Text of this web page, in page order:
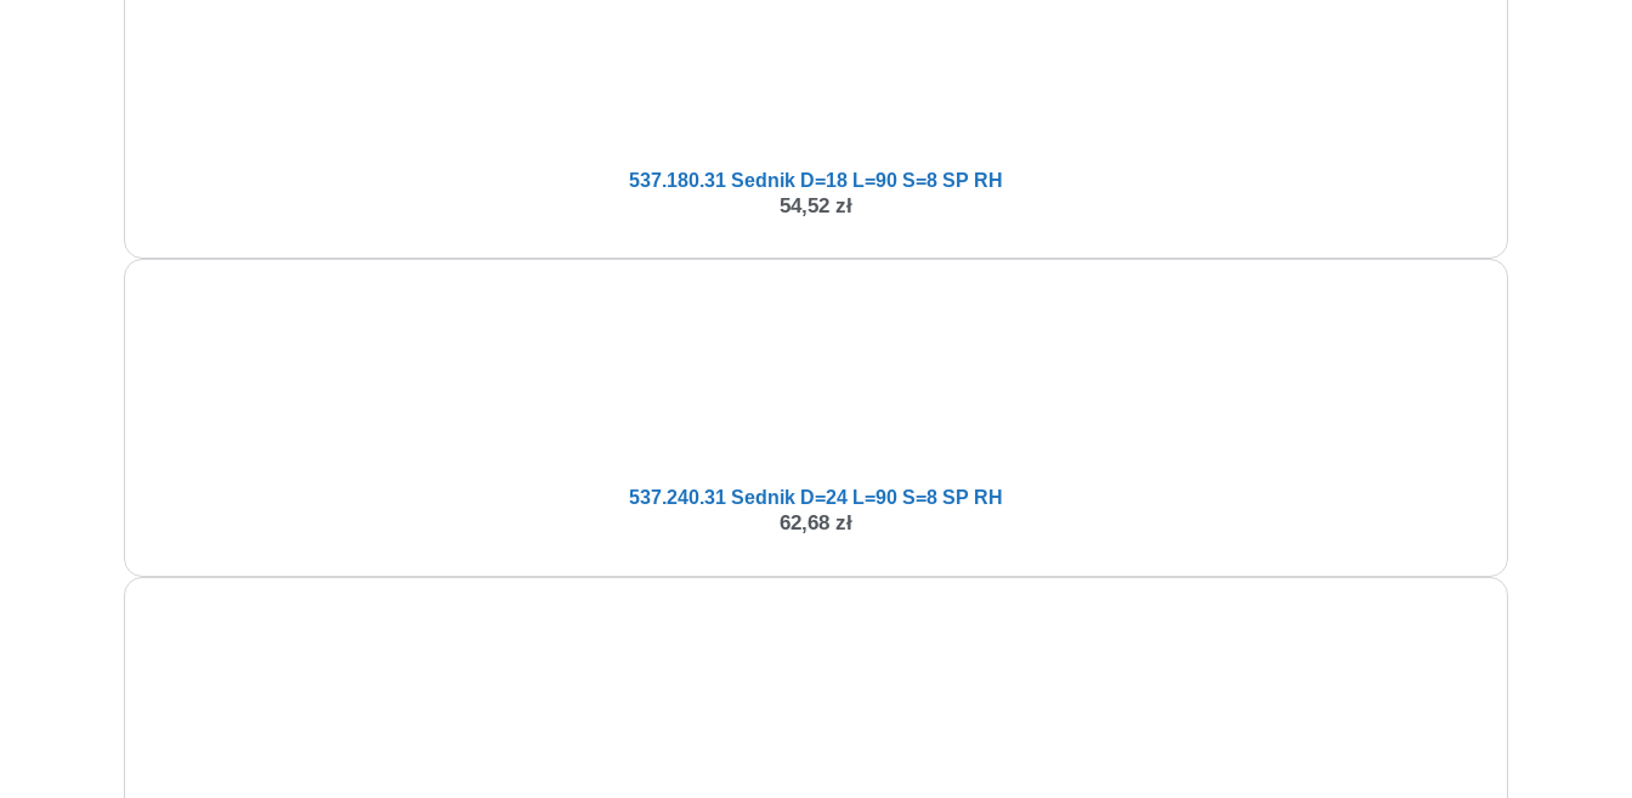
537.180.31 Sednik D=18 L=90 S=8 SP RH
54,52 zł
537.240.31 Sednik D=24 L=90 S=8 SP RH
62,68 zł